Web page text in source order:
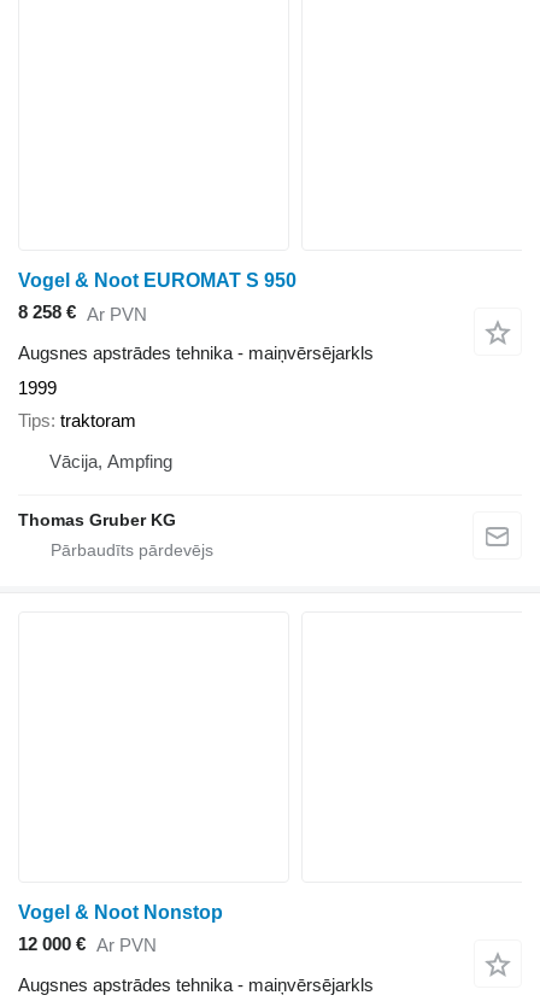
Vogel & Noot EUROMAT S 950
8 258 € Ar PVN
Augsnes apstrādes tehnika - maiņvērsējarkls
1999
Tips traktoram
Vācija, Ampfing
Thomas Gruber KG
Vogel & Noot Nonstop
12 000 € Ar PVN
Augsnes apstrādes tehnika - maiņvērsējarkls